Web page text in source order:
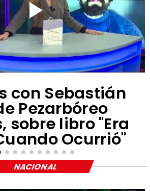
con Sebastián
Pezarbóreo
sobre libro "Era
Ocurrió"
NACIONAL